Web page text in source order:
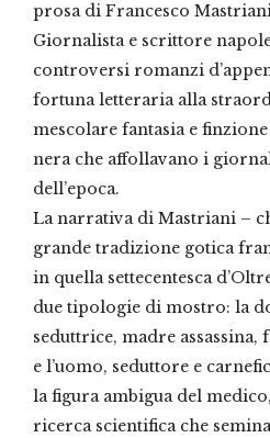
prosa di Francesco Mastriani
Giornalista e scrittore
controversi romanzi
fortuna letteraria alla
mescolare fantasia e
nera che affollavano i
dell’epoca.
La narrativa di Mastriani –
grande tradizione gotica
in quella settecentesca
due tipologie di mostro: la
seduttrice, madre assassina,
e l’uomo, seduttore e
la figura ambigua del
ricerca scientifica che